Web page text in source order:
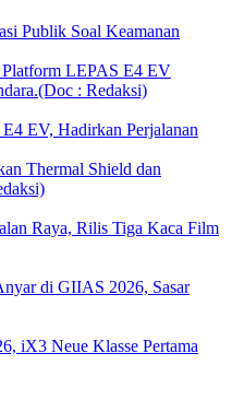
Publik Soal Keamanan
EV, Hadirkan Perjalanan
Raya, Rilis Tiga Kaca Film
di GIIAS 2026, Sasar
iX3 Neue Klasse Pertama